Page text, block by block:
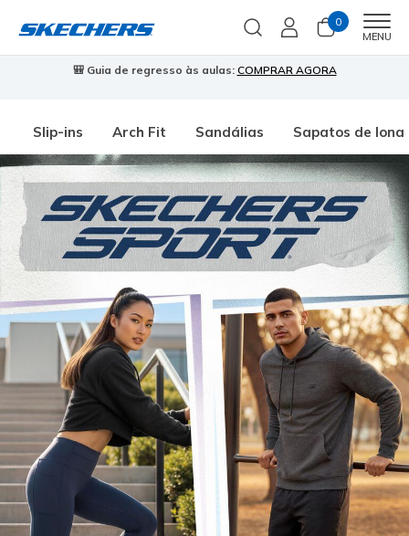
0
MENU
🎒 Guia de regresso às aulas: COMPRAR AGORA
Slip-ins Arch Fit Sandálias Sapatos de lona